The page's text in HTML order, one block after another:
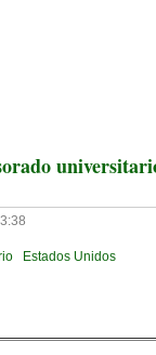
Estados Unidos